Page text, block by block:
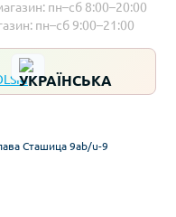
пн–сб 8:00–20:00
пн–сб 9:00–21:00
Сташица 9ab/u-9